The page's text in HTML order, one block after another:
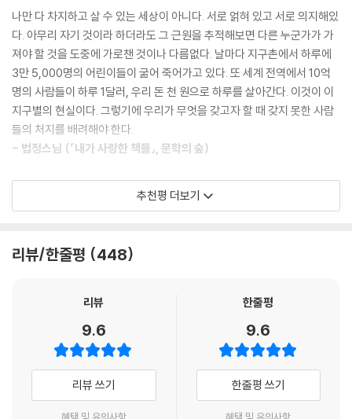
글러의 이 책은 기아 문제에 관해서 가장 높은 수준의 전문성을 확보한 책
이면서 어른과 청소년이 함께 읽기에 문제없을 만큼 쉽게 쓰인 책이기도
하다. 독자들은 이 책을 통해 기아의 현장에서 어떤 사람들이 부당하게 이
득을 보고 있고, 그런 이득들이 어떻게 재생산되며 더욱더 많은 어린이들
을 굶주림으로 내몰고 있는가를 상세하게 알 수 있다.
2007년 출간된 이후 사회과학 분야 스테디셀러이자 장기 베스트셀러가
된 이 책은 우리가 꼭 알아야 하는 빈곤과 기아 문제를 다루면서도 남녀노
소 누구나 이해하기 쉽게 쓰여 간행물윤리위원회, 책따세, 국립중앙도서
관 등 다수 기관에서 추천 도서로 선정되었으며 유시민, 이동진, 한비야 등
저명인사들이 추천하였다. 이 책을 통해 한국의 많은 독자들은 혹독한 기
아의 참상을 알게 되었고, 저자의 따뜻한 인류애에 공감하였다. 특히 자라
나는 세대들에게는 비참하게 살아가는 세계의 이웃들을 돌아보게 함으로
년간 독자들에게 끊임없는 사랑을 받아온 이 책은 세계의 정치 상황과 통
기아의 고통 앞에서 무심해지지 않기를
우리가 기아에 맞서지 않는다면 아무도 그 일을 하지 않을 것이다
장 지글러는 새로 덧붙인 글에서 여전히 참담한 기아 상황에 대해 말하며
부가 넘쳐나는 지구상에서 해마다 수백만 명이 기아로 인해 떼죽음을 당하
나만 다 차지하고 살 수 있는 세상이 아니다. 서로 얽혀 있고 서로 의지해있
다. 아무리 자기 것이라 하더라도 그 근원을 추적해보면 다른 누군가가 가
져야 할 것을 도중에 가로챈 것이나 다름없다. 날마다 지구촌에서 하루에
3만 5,000명의 어린이들이 굶어 죽어가고 있다. 또 세계 전역에서 10억
명의 사람들이 하루 1달러, 우리 돈 천 원으로 하루를 살아간다. 이것이 이
지구별의 현실이다. 그렇기에 우리가 무엇을 갖고자 할 때 갖지 못한 사람
들의 처지를 배려해야 한다.
- 법정스님 (『내가 사랑한 책들』, 문학의 숲)
당장 굶주리고 있는 목숨보다 강대국의 이익이 앞서는, 빈민국을 도와주는
일조차 강대국의 정치적·경제적 이익에 따라 좌지우지돼야 하는, 정의가
연신 고개를 끄덕이게 된다. 이 책을 읽으며 잠깐 만났다가 헤어진 몽골의
리지 못하는 이들이 너무나 안타깝고 미안해서 견딜 수 없다.
저는 긴급구호 현장 식량 담당인데, 올해 전세계적 금융위기, 식량위기로 1
50만 명에 대한 지원을 접어야 했어요. 그 150만 명은 하루 한 끼로 겨우
연명하는 사람이에요. 이미 벼랑 끝에 와 있는 사람을 밀쳐버린다는 느낌
에 너무 가슴 아프고, 어떻게 하면 좋을지 생각을 계속하게 되었어요. 그래
추천평 더보기
리뷰/한줄평 448
리뷰
9.6
리뷰 쓰기
혜택 및 유의사항
한줄평
9.6
한줄평 쓰기
혜택 및 유의사항